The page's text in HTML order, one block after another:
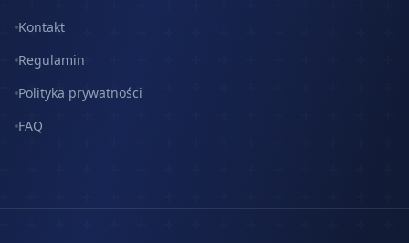
Kontakt
Regulamin
Polityka prywatności
FAQ